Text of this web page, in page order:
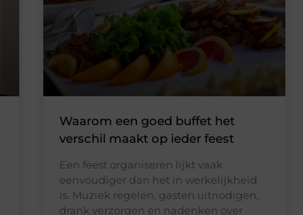
Waarom een goed buffet het
verschil maakt op ieder feest
Een feest organiseren lijkt vaak
eenvoudiger dan het in werkelijkheid
is. Muziek regelen, gasten uitnodigen,
drank verzorgen en nadenken over